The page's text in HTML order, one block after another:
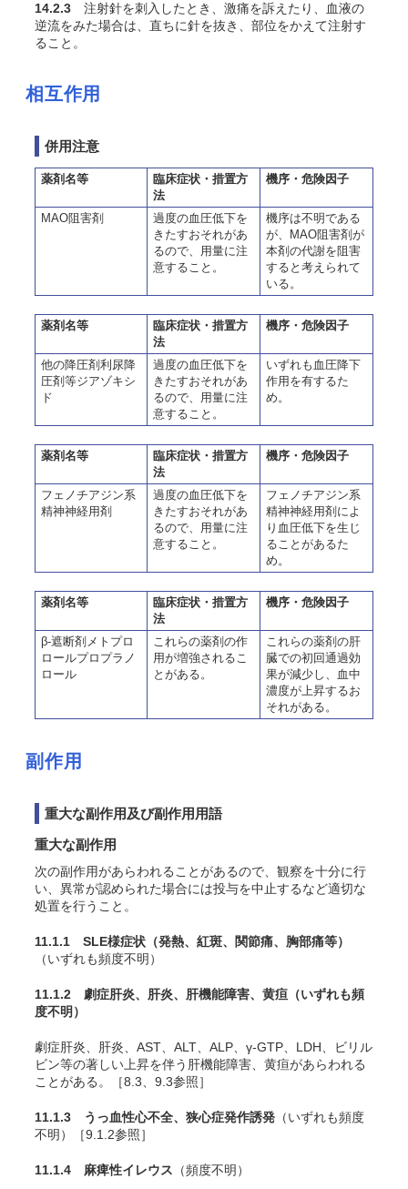
14.2.3 注射針を刺入したとき、激痛を訴えたり、血液の
逆流をみた場合は、直ちに針を抜き、部位をかえて注射す
ること。
相互作用
併用注意
薬剤名等
臨床症状・措置方
法
機序・危険因子
MAO阻害剤
過度の血圧低下を
きたすおそれがあ
るので、用量に注
意すること。
機序は不明である
が、MAO阻害剤が
本剤の代謝を阻害
すると考えられて
いる。
薬剤名等
臨床症状・措置方
法
機序・危険因子
他の降圧剤利尿降
圧剤等ジアゾキシ
ド
過度の血圧低下を
きたすおそれがあ
るので、用量に注
意すること。
いずれも血圧降下
作用を有するた
め。
薬剤名等
臨床症状・措置方
法
機序・危険因子
フェノチアジン系
精神神経用剤
過度の血圧低下を
きたすおそれがあ
るので、用量に注
意すること。
フェノチアジン系
精神神経用剤によ
り血圧低下を生じ
ることがあるた
め。
薬剤名等
臨床症状・措置方
法
機序・危険因子
β-遮断剤メトプロ
ロールプロプラノ
ロール
これらの薬剤の作
用が増強されるこ
とがある。
これらの薬剤の肝
臓での初回通過効
果が減少し、血中
濃度が上昇するお
それがある。
副作用
重大な副作用及び副作用用語
重大な副作用
次の副作用があらわれることがあるので、観察を十分に行
い、異常が認められた場合には投与を中止するなど適切な
処置を行うこと。
11.1.1 SLE様症状（発熱、紅斑、関節痛、胸部痛等）
（いずれも頻度不明）
11.1.2 劇症肝炎、肝炎、肝機能障害、黄疸 （いずれも頻
度不明）
劇症肝炎、肝炎、AST、ALT、ALP、γ-GTP、LDH、ビリル
ビン等の著しい上昇を伴う肝機能障害、黄疸があらわれる
ことがある。［8.3、9.3参照］
11.1.3 うっ血性心不全、狭心症発作誘発 （いずれも頻度
不明）［9.1.2参照］
11.1.4 麻痺性イレウス （頻度不明）